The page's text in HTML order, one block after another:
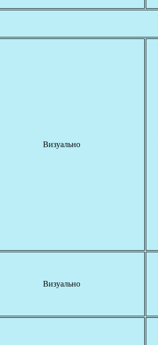
Визуально
Визуально